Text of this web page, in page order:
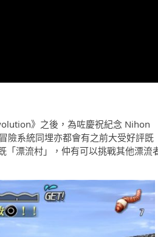
》之後，為咗慶祝紀念 Nihon
險系統同埋亦都會有之前大受好評既
漂流村」，仲有可以挑戰其他漂流